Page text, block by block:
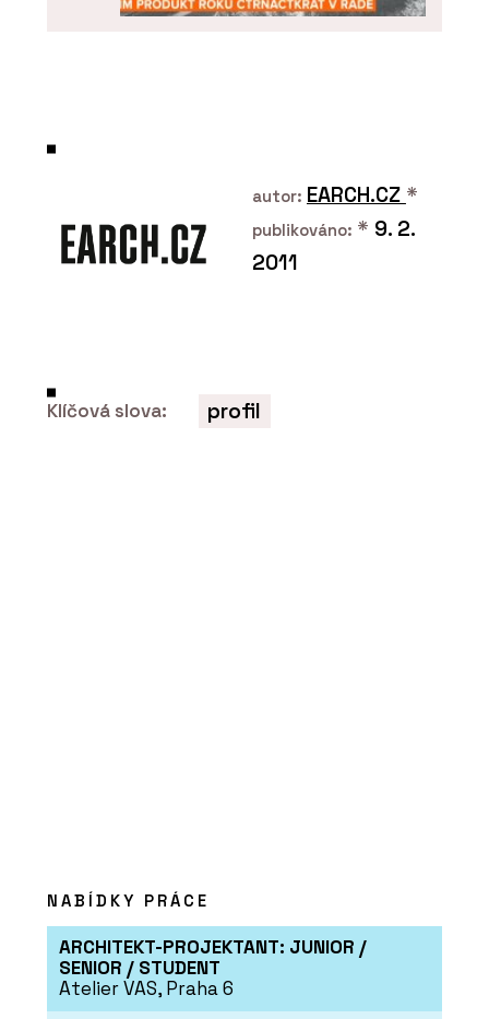
Centrum pro podporu počítačové
PRODUKTY
autor: EARCH.CZ *
publikováno: * 9. 2.
2011
Klíčová slova: profil
NABÍDKY PRÁCE
ARCHITEKT-PROJEKTANT: JUNIOR /
SENIOR / STUDENT
Atelier VAS, Praha 6